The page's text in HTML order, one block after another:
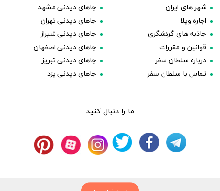
شهر های ایران
اجاره ویلا
جاذبه های گردشگری
قوانین و مقررات
درباره سلطان سفر
تماس با سلطان سفر
جاهای دیدنی مشهد
جاهای دیدنی تهران
جاهای دیدنی شیراز
جاهای دیدنی اصفهان
جاهای دیدنی تبریز
جاهای دیدنی یزد
ما را دنبال کنید